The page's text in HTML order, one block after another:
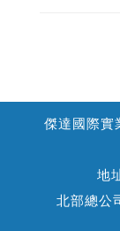
傑達國際實
地
北部總